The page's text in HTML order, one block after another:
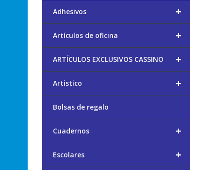
+
Adhesivos
+
Artículos de oficina
+
ARTÍCULOS EXCLUSIVOS CASSINO
+
Artistico
Bolsas de regalo
+
Cuadernos
+
Escolares